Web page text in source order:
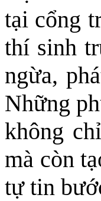
tại cổng
thí sinh
ngừa,
Những
không
mà còn
tự tin